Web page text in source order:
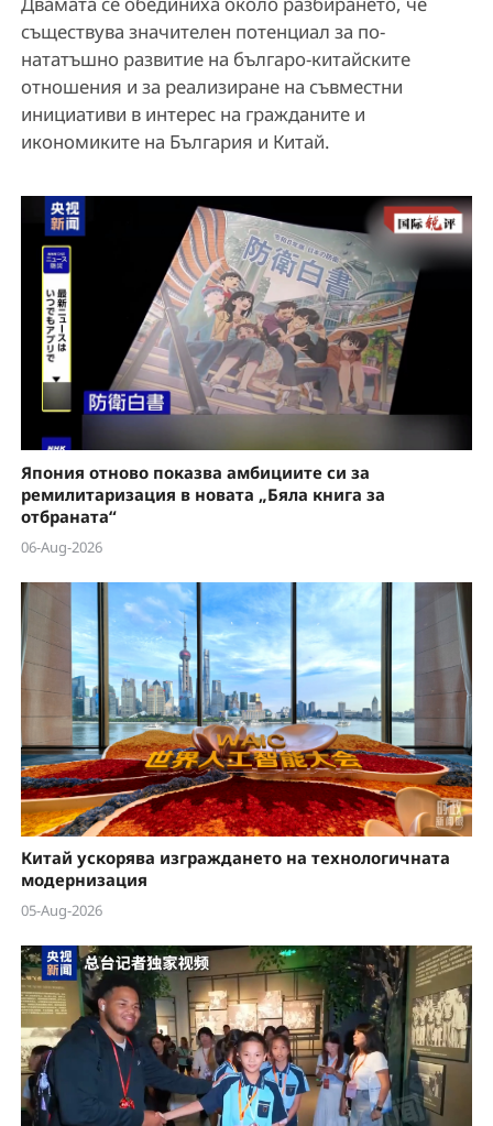
съществува значителен потенциал за по-
нататъшно развитие на българо-китайските
отношения и за реализиране на съвместни
инициативи в интерес на гражданите и
икономиките на България и Китай.
Япония отново показва амбициите си за
ремилитаризация в новата „Бяла книга за
отбраната“
06-Aug-2026
Китай ускорява изграждането на технологичната
модернизация
05-Aug-2026